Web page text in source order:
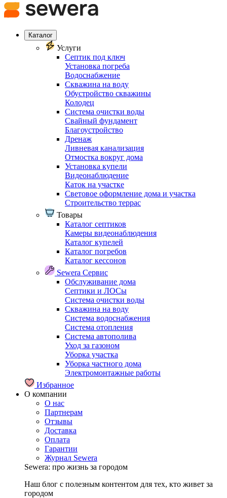
Каталог
Услуги
Септик под ключ
Установка погреба
Водоснабжение
Скважина на воду
Обустройство скважины
Колодец
Система очистки воды
Свайный фундамент
Благоустройство
Дренаж
Ливневая канализация
Отмостка вокруг дома
Установка купели
Видеонаблюдение
Каток на участке
Световое оформление дома и участка
Строительство террас
Товары
Каталог септиков
Камеры видеонаблюдения
Каталог купелей
Каталог погребов
Каталог кессонов
Sewera Сервис
Обслуживание дома
Септики и ЛОСы
Система очистки воды
Скважина на воду
Система водоснабжения
Система отопления
Система автополива
Уход за газоном
Уборка участка
Уборка частного дома
Электромонтажные работы
Избранное
О компании
О нас
Партнерам
Отзывы
Доставка
Оплата
Гарантии
Журнал Sewera
Sewera: про жизнь за городом
Наш блог c полезным контентом для тех, кто живет за
городом